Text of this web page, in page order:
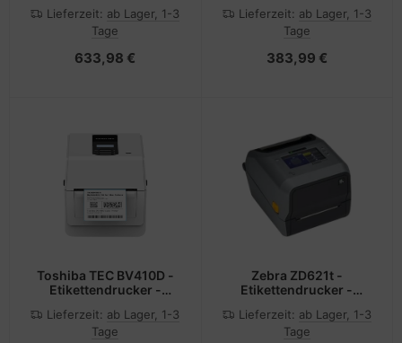
(11,4 cm)
Lieferzeit: ab Lager, 1-3
Tage
633,98 €
Thermotransfer - Rolle
(11,8 cm)
Lieferzeit: ab Lager, 1-3
Tage
383,99 €
Toshiba TEC BV410D -
Etikettendrucker -
(11,8 cm)
Lieferzeit: ab Lager, 1-3
Tage
Zebra ZD621t -
Etikettendrucker -
(11,8 cm)
Lieferzeit: ab Lager, 1-3
Tage